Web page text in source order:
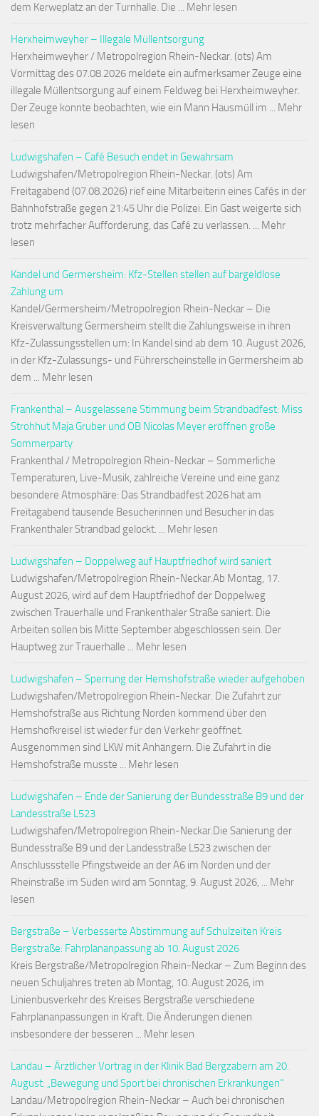
dem Kerweplatz an der Turnhalle. Die ... Mehr lesen
Herxheimweyher – Illegale Müllentsorgung
Herxheimweyher / Metropolregion Rhein-Neckar. (ots) Am
Vormittag des 07.08.2026 meldete ein aufmerksamer Zeuge eine
illegale Müllentsorgung auf einem Feldweg bei Herxheimweyher.
Der Zeuge konnte beobachten, wie ein Mann Hausmüll im ... Mehr
lesen
Ludwigshafen – Café Besuch endet in Gewahrsam
Ludwigshafen/Metropolregion Rhein-Neckar. (ots) Am
Freitagabend (07.08.2026) rief eine Mitarbeiterin eines Cafés in der
Bahnhofstraße gegen 21:45 Uhr die Polizei. Ein Gast weigerte sich
trotz mehrfacher Aufforderung, das Café zu verlassen. ... Mehr
lesen
Kandel und Germersheim: Kfz-Stellen stellen auf bargeldlose
Zahlung um
Kandel/Germersheim/Metropolregion Rhein-Neckar – Die
Kreisverwaltung Germersheim stellt die Zahlungsweise in ihren
Kfz-Zulassungsstellen um: In Kandel sind ab dem 10. August 2026,
in der Kfz-Zulassungs- und Führerscheinstelle in Germersheim ab
dem ... Mehr lesen
Frankenthal – Ausgelassene Stimmung beim Strandbadfest: Miss
Strohhut Maja Gruber und OB Nicolas Meyer eröffnen große
Sommerparty
Frankenthal / Metropolregion Rhein-Neckar – Sommerliche
Temperaturen, Live-Musik, zahlreiche Vereine und eine ganz
besondere Atmosphäre: Das Strandbadfest 2026 hat am
Freitagabend tausende Besucherinnen und Besucher in das
Frankenthaler Strandbad gelockt. ... Mehr lesen
Ludwigshafen – Doppelweg auf Hauptfriedhof wird saniert
Ludwigshafen/Metropolregion Rhein-Neckar.Ab Montag, 17.
August 2026, wird auf dem Hauptfriedhof der Doppelweg
zwischen Trauerhalle und Frankenthaler Straße saniert. Die
Arbeiten sollen bis Mitte September abgeschlossen sein. Der
Hauptweg zur Trauerhalle ... Mehr lesen
Ludwigshafen – Sperrung der Hemshofstraße wieder aufgehoben
Ludwigshafen/Metropolregion Rhein-Neckar. Die Zufahrt zur
Hemshofstraße aus Richtung Norden kommend über den
Hemshofkreisel ist wieder für den Verkehr geöffnet.
Ausgenommen sind LKW mit Anhängern. Die Zufahrt in die
Hemshofstraße musste ... Mehr lesen
Ludwigshafen – Ende der Sanierung der Bundesstraße B9 und der
Landesstraße L523
Ludwigshafen/Metropolregion Rhein-Neckar.Die Sanierung der
Bundesstraße B9 und der Landesstraße L523 zwischen der
Anschlussstelle Pfingstweide an der A6 im Norden und der
Rheinstraße im Süden wird am Sonntag, 9. August 2026, ... Mehr
lesen
Bergstraße – Verbesserte Abstimmung auf Schulzeiten Kreis
Bergstraße: Fahrplananpassung ab 10. August 2026
Kreis Bergstraße/Metropolregion Rhein-Neckar – Zum Beginn des
neuen Schuljahres treten ab Montag, 10. August 2026, im
Linienbusverkehr des Kreises Bergstraße verschiedene
Fahrplananpassungen in Kraft. Die Änderungen dienen
insbesondere der besseren ... Mehr lesen
Landau – Ärztlicher Vortrag in der Klinik Bad Bergzabern am 20.
August: „Bewegung und Sport bei chronischen Erkrankungen“
Landau/Metropolregion Rhein-Neckar – Auch bei chronischen